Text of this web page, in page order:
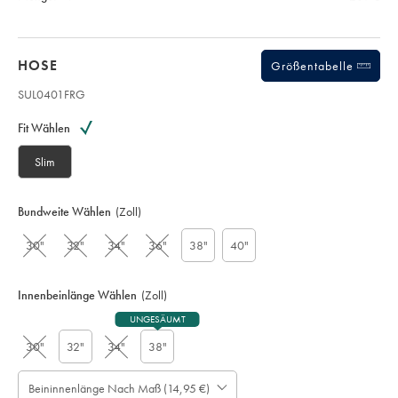
HOSE
Größentabelle
SUL0401FRG
Code:
S
L
4
1
Fit Wählen
Slim
Bundweite Wählen (Zoll)
30" 32" 34" 36" 38" 40"
Innenbeinlänge Wählen (Zoll)
30" 32" 34" 38"
UNGESÄUMT
Beininnenlänge Nach Maß (14,95 €)
Bitte